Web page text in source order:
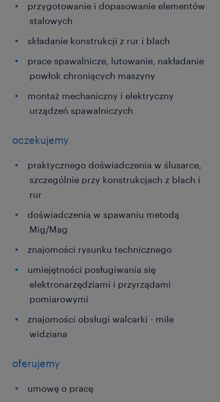
przygotowanie i dopasowanie elementów
stalowych
składanie konstrukcji z rur i blach
prace spawalnicze, lutowanie, nakładanie
powłok chroniących maszyny
montaż mechaniczny i elektryczny
urządzeń spawalniczych
oczekujemy
praktycznego doświadczenia w ślusarce,
szczególnie przy konstrukcjach z blach i
rur
doświadczenia w spawaniu metodą
Mig/Mag
znajomości rysunku technicznego
umiejętności posługiwania się
elektronarzędziami i przyrządami
pomiarowymi
znajomości obsługi walcarki - mile
widziana
oferujemy
umowę o pracę